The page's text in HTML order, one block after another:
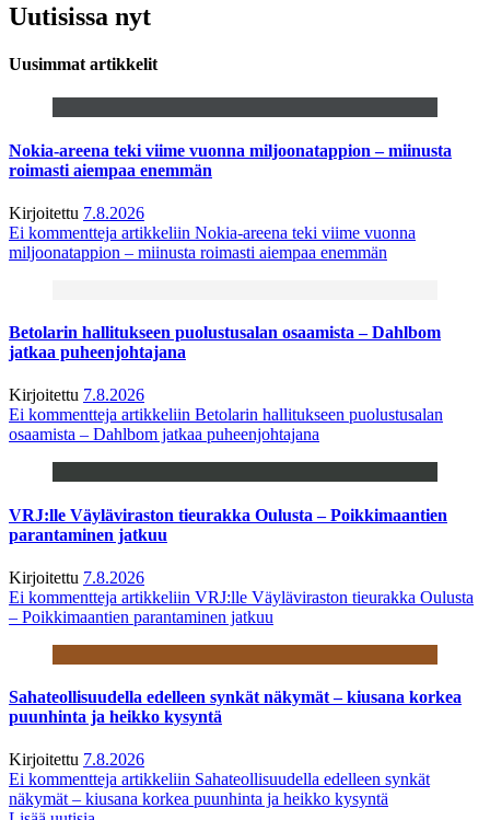
Uutisissa nyt
Uusimmat artikkelit
Nokia-areena teki viime vuonna miljoonatappion – miinusta
roimasti aiempaa enemmän
Kirjoitettu 7.8.2026
Ei kommentteja artikkeliin Nokia-areena teki viime vuonna
miljoonatappion – miinusta roimasti aiempaa enemmän
Betolarin hallitukseen puolustusalan osaamista – Dahlbom
jatkaa puheenjohtajana
Kirjoitettu 7.8.2026
Ei kommentteja artikkeliin Betolarin hallitukseen puolustusalan
osaamista – Dahlbom jatkaa puheenjohtajana
VRJ:lle Väyläviraston tieurakka Oulusta – Poikkimaantien
parantaminen jatkuu
Kirjoitettu 7.8.2026
Ei kommentteja artikkeliin VRJ:lle Väyläviraston tieurakka Oulusta
– Poikkimaantien parantaminen jatkuu
Sahateollisuudella edelleen synkät näkymät – kiusana korkea
puunhinta ja heikko kysyntä
Kirjoitettu 7.8.2026
Ei kommentteja artikkeliin Sahateollisuudella edelleen synkät
näkymät – kiusana korkea puunhinta ja heikko kysyntä